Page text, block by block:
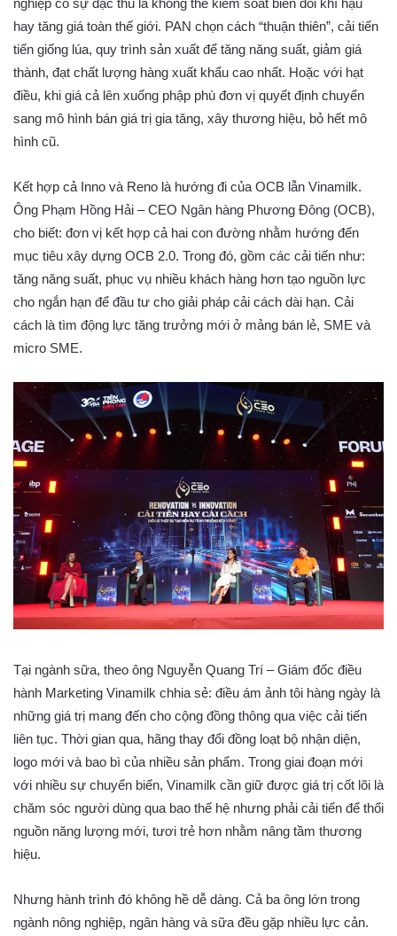
nghiệp có sự đặc thù là không thể kiểm soát biến đổi khí hậu
hay tăng giá toàn thế giới. PAN chọn cách “thuận thiên”, cải tiến
tiến giống lúa, quy trình sản xuất để tăng năng suất, giảm giá
thành, đạt chất lượng hàng xuất khẩu cao nhất. Hoặc với hạt
điều, khi giá cả lên xuống phập phù đơn vị quyết định chuyển
sang mô hình bán giá trị gia tăng, xây thương hiệu, bỏ hết mô
hình cũ.
Kết hợp cả Inno và Reno là hướng đi của OCB lẫn Vinamilk.
Ông Phạm Hồng Hải – CEO Ngân hàng Phương Đông (OCB),
cho biết: đơn vị kết hợp cả hai con đường nhằm hướng đến
mục tiêu xây dựng OCB 2.0. Trong đó, gồm các cải tiến như:
tăng năng suất, phục vụ nhiều khách hàng hơn tạo nguồn lực
cho ngắn hạn để đầu tư cho giải pháp cải cách dài hạn. Cải
cách là tìm động lực tăng trưởng mới ở mảng bán lẻ, SME và
micro SME.
Tại ngành sữa, theo ông Nguyễn Quang Trí – Giám đốc điều
hành Marketing Vinamilk chhia sẻ: điều ám ảnh tôi hàng ngày là
những giá trị mang đến cho cộng đồng thông qua việc cải tiến
liên tục. Thời gian qua, hãng thay đổi đồng loạt bộ nhận diện,
logo mới và bao bì của nhiều sản phẩm. Trong giai đoạn mới
với nhiều sự chuyển biến, Vinamilk cần giữ được giá trị cốt lõi là
chăm sóc người dùng qua bao thế hệ nhưng phải cải tiến để thổi
nguồn năng lượng mới, tươi trẻ hơn nhằm nâng tầm thương
hiệu.
Nhưng hành trình đó không hề dễ dàng. Cả ba ông lớn trong
ngành nông nghiệp, ngân hàng và sữa đều gặp nhiều lực cản.